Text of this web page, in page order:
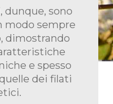
, dunque, sono
modo sempre
dimostrando
e spesso
dei filati